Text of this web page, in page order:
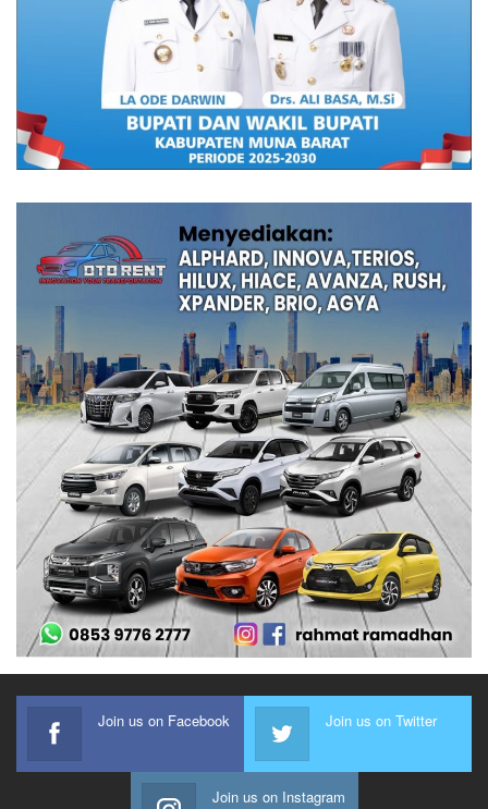
Join us on Facebook Join us on Twitter
Join us on Instagram